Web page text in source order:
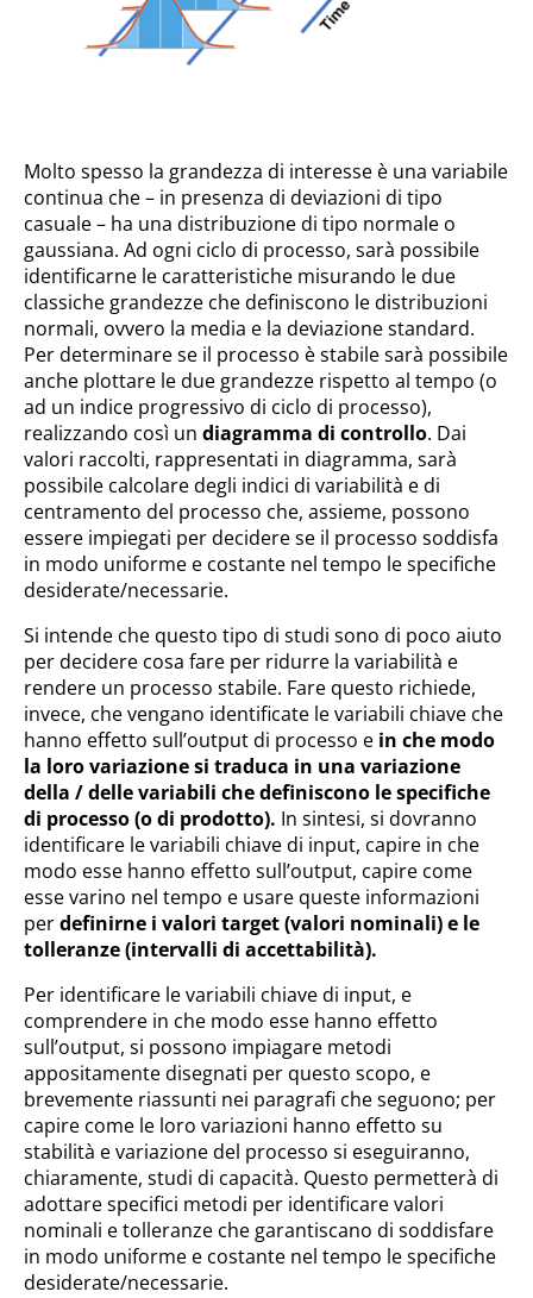
Molto spesso la grandezza di interesse è una variabile
continua che – in presenza di deviazioni di tipo
casuale – ha una distribuzione di tipo normale o
gaussiana. Ad ogni ciclo di processo, sarà possibile
identificarne le caratteristiche misurando le due
classiche grandezze che definiscono le distribuzioni
normali, ovvero la media e la deviazione standard.
Per determinare se il processo è stabile sarà possibile
anche plottare le due grandezze rispetto al tempo (o
ad un indice progressivo di ciclo di processo),
realizzando così un diagramma di controllo. Dai
valori raccolti, rappresentati in diagramma, sarà
possibile calcolare degli indici di variabilità e di
centramento del processo che, assieme, possono
essere impiegati per decidere se il processo soddisfa
in modo uniforme e costante nel tempo le specifiche
desiderate/necessarie.
Si intende che questo tipo di studi sono di poco aiuto
per decidere cosa fare per ridurre la variabilità e
rendere un processo stabile. Fare questo richiede,
invece, che vengano identificate le variabili chiave che
hanno effetto sull’output di processo e in che modo
la loro variazione si traduca in una variazione
della / delle variabili che definiscono le specifiche
di processo (o di prodotto). In sintesi, si dovranno
identificare le variabili chiave di input, capire in che
modo esse hanno effetto sull’output, capire come
esse varino nel tempo e usare queste informazioni
perdefinirne i valori target (valori nominali) e le
tolleranze (intervalli di accettabilità).
Per identificare le variabili chiave di input, e
comprendere in che modo esse hanno effetto
sull’output, si possono impiagare metodi
appositamente disegnati per questo scopo, e
brevemente riassunti nei paragrafi che seguono; per
capire come le loro variazioni hanno effetto su
stabilità e variazione del processo si eseguiranno,
chiaramente, studi di capacità. Questo permetterà di
adottare specifici metodi per identificare valori
nominali e tolleranze che garantiscano di soddisfare
in modo uniforme e costante nel tempo le specifiche
desiderate/necessarie.